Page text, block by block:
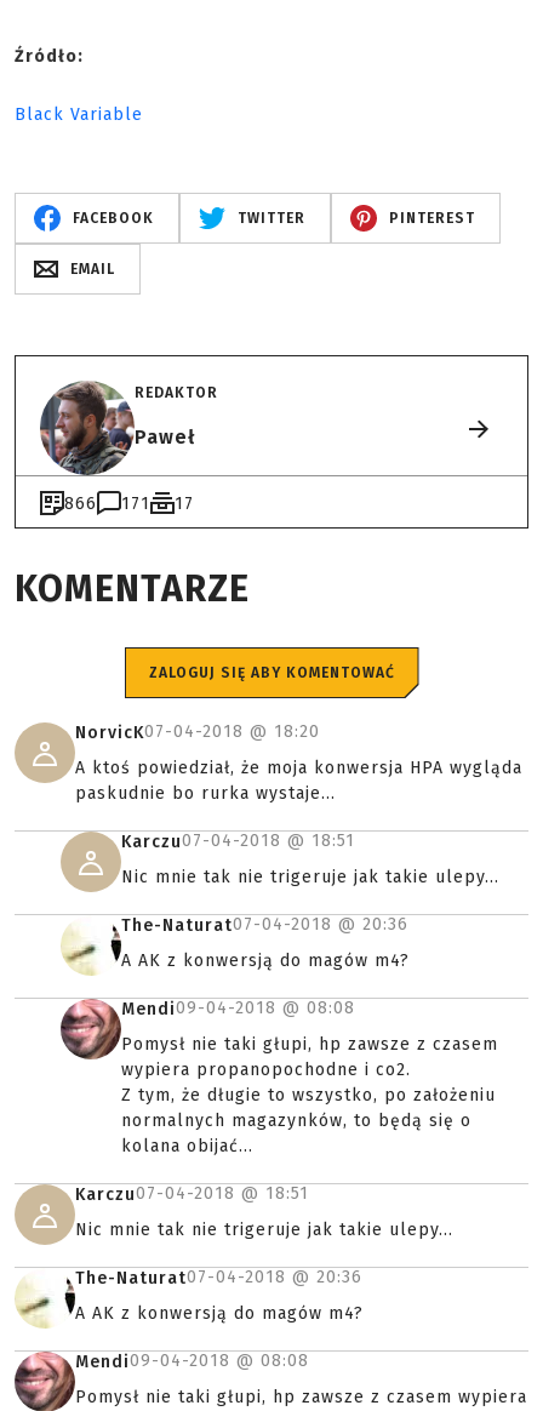
Źródło:
Black Variable
FACEBOOK TWITTER PINTEREST
EMAIL
REDAKTOR
Paweł
866 171 17
KOMENTARZE
ZALOGUJ SIĘ ABY KOMENTOWAĆ
NorvicK07-04-2018 @ 18:20
A ktoś powiedział, że moja konwersja HPA wygląda
paskudnie bo rurka wystaje...
Karczu07-04-2018 @ 18:51
Nic mnie tak nie trigeruje jak takie ulepy...
The-Naturat07-04-2018 @ 20:36
A AK z konwersją do magów m4?
Mendi09-04-2018 @ 08:08
Pomysł nie taki głupi, hp zawsze z czasem
wypiera propanopochodne i co2.
Z tym, że długie to wszystko, po założeniu
normalnych magazynków, to będą się o
kolana obijać...
Karczu07-04-2018 @ 18:51
Nic mnie tak nie trigeruje jak takie ulepy...
The-Naturat07-04-2018 @ 20:36
A AK z konwersją do magów m4?
Mendi09-04-2018 @ 08:08
Pomysł nie taki głupi, hp zawsze z czasem wypiera